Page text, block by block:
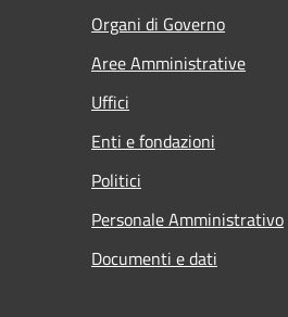
Organi di Governo
Aree Amministrative
Uffici
Enti e fondazioni
Politici
Personale Amministrativo
Documenti e dati